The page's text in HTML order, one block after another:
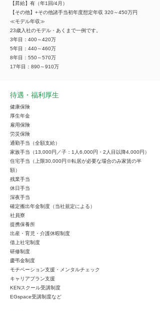
【昇給】有（年1回/4月）
【その他】+その他諸手当初年度想定年収 320～450万円
≪モデル年収≫
23歳入社のモデル・あくまで一例です。
3年目：400～420万
5年目：440～460万
8年目：550～570万
17年目：890～910万
待遇・福利厚生
健康保険
厚生年金
雇用保険
労災保険
通勤手当（全額支給）
家族手当（13,000円／子：1人6,000円・2人目以降4,000円）
住宅手当（上限30,000円※転居が必要な場合のみ家賃の半
額）
残業手当
休日手当
深夜手当
確定搬出年金制度（当社規定による）
社員寮
提携保養所
出産・育児・介護休暇制度
借上社宅制度
研修制度
慶弔金制度
モチベーション支援・メンタルチェック
キャリアプラン支援
KENスクール受講制度
EGspace受講制度など